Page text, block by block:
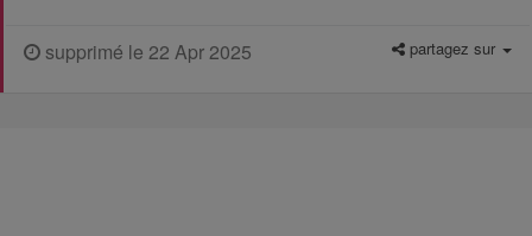
supprimé le 22 Apr 2025 partagez sur